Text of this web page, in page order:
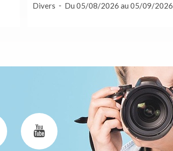
Divers Du 05/08/2026 au 05/09/2026